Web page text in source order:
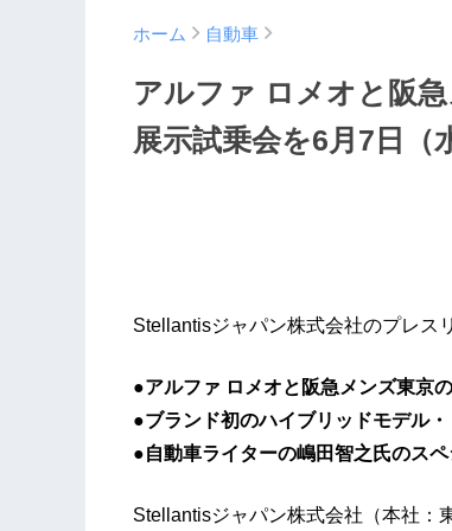
ホーム 自動車
アルファ ロメオと阪
展示試乗会を6月7日（
Stellantisジャパン株式会社のプレス
●アルファ ロメオと阪急メンズ東京
●ブランド初のハイブリッドモデル
●自動車ライターの嶋田智之氏のス
Stellantisジャパン株式会社（本社：